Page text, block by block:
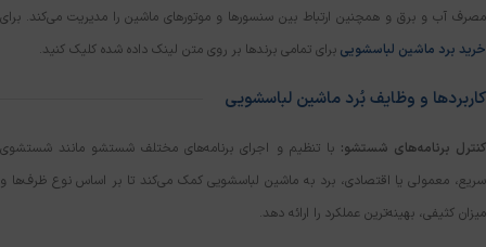
مصرف آب و برق و همچنین ارتباط بین سنسورها و موتورهای ماشین را مدیریت می‌کند. برای
خرید برد ماشین لباسشویی برای تمامی برندها بر روی متن لینک داده شده کلیک کنید.
کاربردها و وظایف بُرد ماشین لباسشویی
کنترل برنامه‌های شستشو: با تنظیم و اجرای برنامه‌های مختلف شستشو مانند شستشوی
سریع، معمولی یا اقتصادی، برد به ماشین لباسشویی کمک می‌کند تا بر اساس نوع ظرف‌ها و
میزان کثیفی، بهینه‌ترین عملکرد را ارائه دهد.